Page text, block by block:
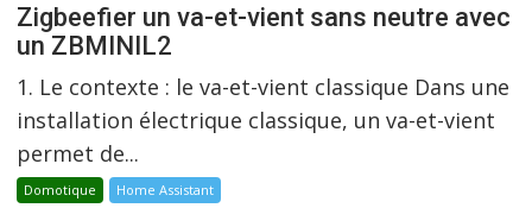
Zigbeefier un va-et-vient sans neutre avec
un ZBMINIL2
1. Le contexte : le va-et-vient classique Dans une
installation électrique classique, un va-et-vient
permet de...
Domotique Home Assistant